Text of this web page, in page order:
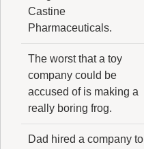
Castine
Pharmaceuticals.
The worst that a toy
company could be
accused of is making a
really boring frog.
Dad hired a company to